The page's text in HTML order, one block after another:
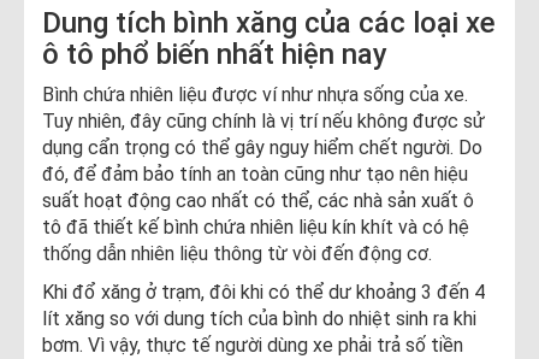
Dung tích bình xăng của các loại xe
ô tô phổ biến nhất hiện nay
Bình chứa nhiên liệu được ví như nhựa sống của xe.
Tuy nhiên, đây cũng chính là vị trí nếu không được sử
dụng cẩn trọng có thể gây nguy hiểm chết người. Do
đó, để đảm bảo tính an toàn cũng như tạo nên hiệu
suất hoạt động cao nhất có thể, các nhà sản xuất ô
tô đã thiết kế bình chứa nhiên liệu kín khít và có hệ
thống dẫn nhiên liệu thông từ vòi đến động cơ.
Khi đổ xăng ở trạm, đôi khi có thể dư khoảng 3 đến 4
lít xăng so với dung tích của bình do nhiệt sinh ra khi
bơm. Vì vậy, thực tế người dùng xe phải trả số tiền